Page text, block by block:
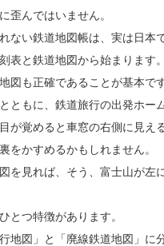
歪んではいません。
ない鉄道地図帳は、実は日本
表と鉄道地図から始まります。
図も正確であることが基本です
ともに、鉄道旅行の出発ホー
が覚めると車窓の右側に見え
をかすめるかもしれません。
を見れば、そう、富士山が左
とつ特徴があります。
地図」と「廃線鉄道地図」に